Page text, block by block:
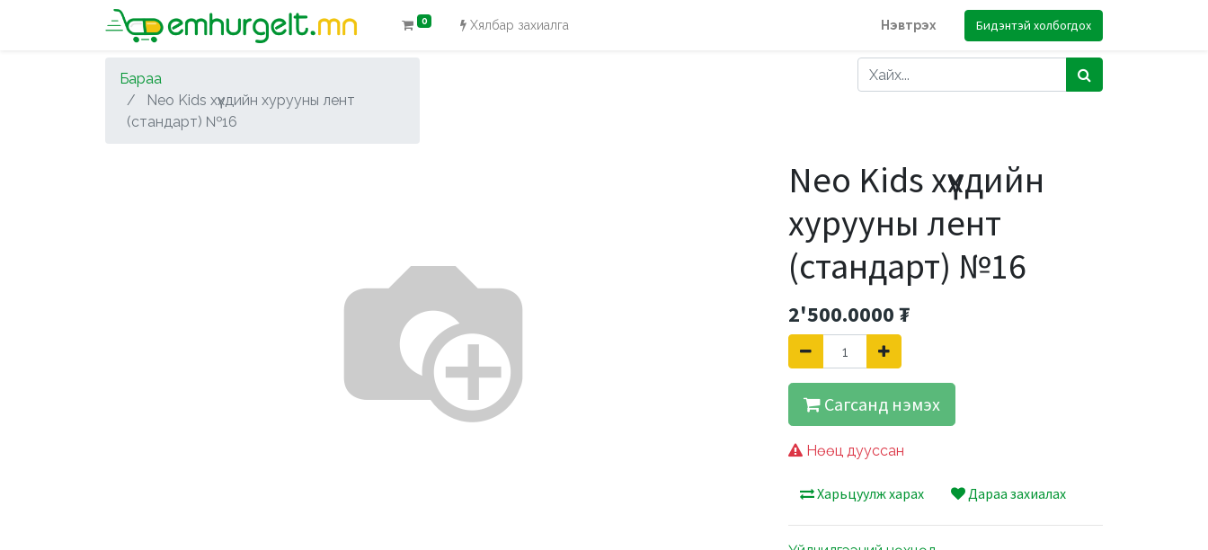
0 Хялбар захиалга Нэвтрэх Бидэнтэй холбогдох
Бараа
Neo Kids хүүхдийн хурууны лент
(стандарт) №16
Neo Kids хүүхдийн
хурууны лент
(стандарт) №16
2'500.0000₮
Сагсанд нэмэх
Нөөц дууссан
Харьцуулж харах Дараа захиалах